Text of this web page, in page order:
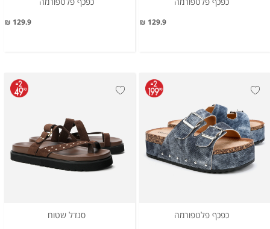
129.9 ₪
129.9 ₪
כפכף פלטפורמה סנדל שטוח